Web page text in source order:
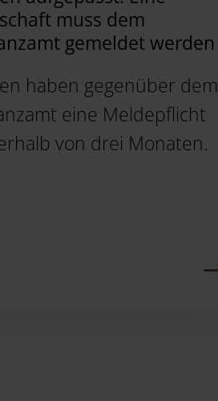
muss dem
gemeldet werden
haben gegenüber dem
eine Meldepflicht
von drei Monaten.